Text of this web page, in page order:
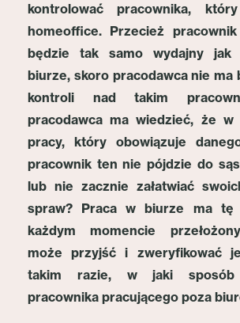
kontrolować pracownika,
homeoffice. Przecież
będzie tak samo wydajny jak
biurze, skoro pracodawca nie ma
kontroli nad takim
pracodawca ma wiedzieć, że w
pracy, który obowiązuje
pracownik ten nie pójdzie do
lub nie zacznie załatwiać
spraw? Praca w biurze ma
każdym momencie
może przyjść i zweryfikować
takim razie, w jaki sposób
pracownika pracującego poza